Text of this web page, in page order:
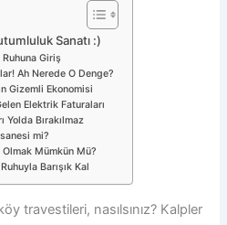
Sanatı :)
Ruhuna Giriş
Ah Nerede O Denge?
Gizemli Ekonomisi
Elektrik Faturaları
Yolda Bırakılmaz
mi?
Olmak Mümkün Mü?
Barışık Kal
travestileri, nasılsınız? Kalpler